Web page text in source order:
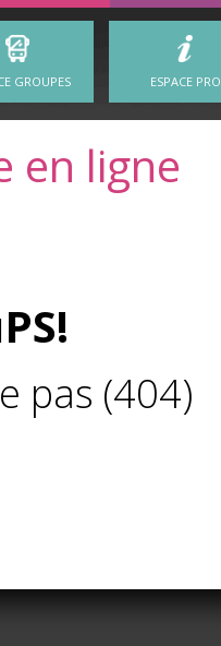
GROUPES ESPACE PRO
en ligne
pas (404)